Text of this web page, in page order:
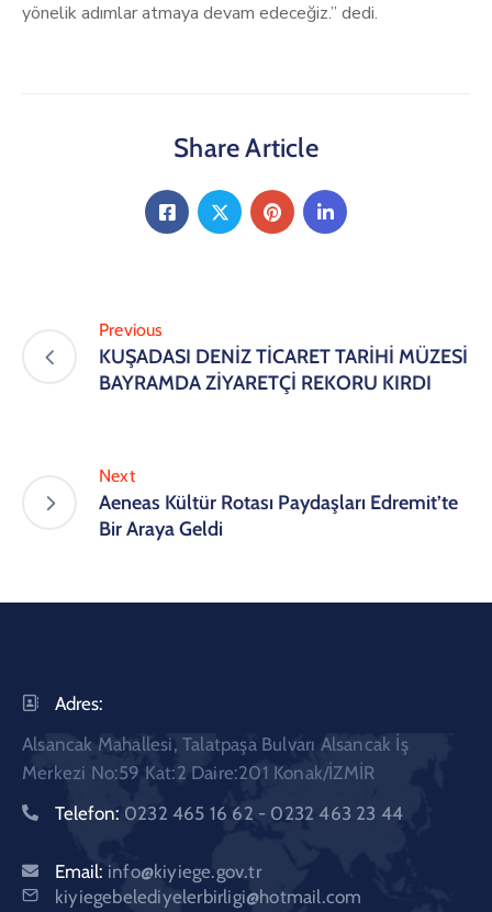
yönelik adımlar atmaya devam edeceğiz.” dedi.
Share Article
Previous
KUŞADASI DENİZ TİCARET TARİHİ MÜZESİ
BAYRAMDA ZİYARETÇİ REKORU KIRDI
Next
Aeneas Kültür Rotası Paydaşları Edremit’te
Bir Araya Geldi
Adres:
Alsancak Mahallesi, Talatpaşa Bulvarı Alsancak İş
Merkezi No:59 Kat:2 Daire:201 Konak/İZMİR
Telefon: 0232 465 16 62 - 0232 463 23 44
Email: info@kiyiege.gov.tr
kiyiegebelediyelerbirligi@hotmail.com